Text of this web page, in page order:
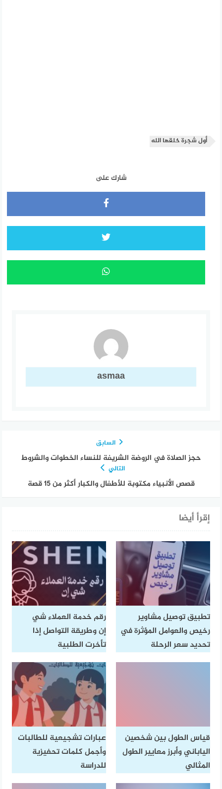
أول شجرة خلقها الله
شارك على
asmaa
السابق
حجز الصلاة في الروضة الشريفة للنساء الخطوات والشروط
التالي
قصص الأنبياء مكتوبة للأطفال والكبار أكثر من 15 قصة
إقرأ أيضا
تطبيق توصيل مشاوير
رخيص والعوامل المؤثرة في
تحديد سعر الرحلة
رقم خدمة العملاء شي
إن وطريقة التواصل إذا
تأخرت الطلبية
قياس الطول بين شخصين
الياباني وأبرز معايير الطول
المثالي
عبارات تشجيعية للطالبات
وأجمل كلمات تحفيزية
للدراسة